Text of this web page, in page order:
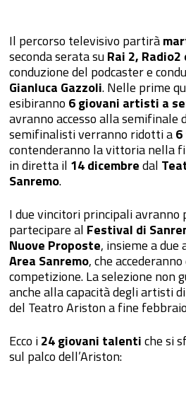
Il percorso televisivo partirà
seconda serata suRai 2, Radio2
conduzione del podcaster e
Gianluca Gazzoli. Nelle prime
esibiranno 6 giovani artisti a
avranno accesso alla semifinale
semifinalisti verranno ridotti a
contenderanno la vittoria nella
in diretta il 14 dicembredal
Sanremo.
I due vincitori principali avranno
partecipare al Festival di
Nuove Proposte, insieme a
Area Sanremo, che
competizione. La selezione non
anche alla capacità degli artisti
del Teatro Ariston a fine
Ecco i24 giovani talentiche si
sul palco dell’Ariston: